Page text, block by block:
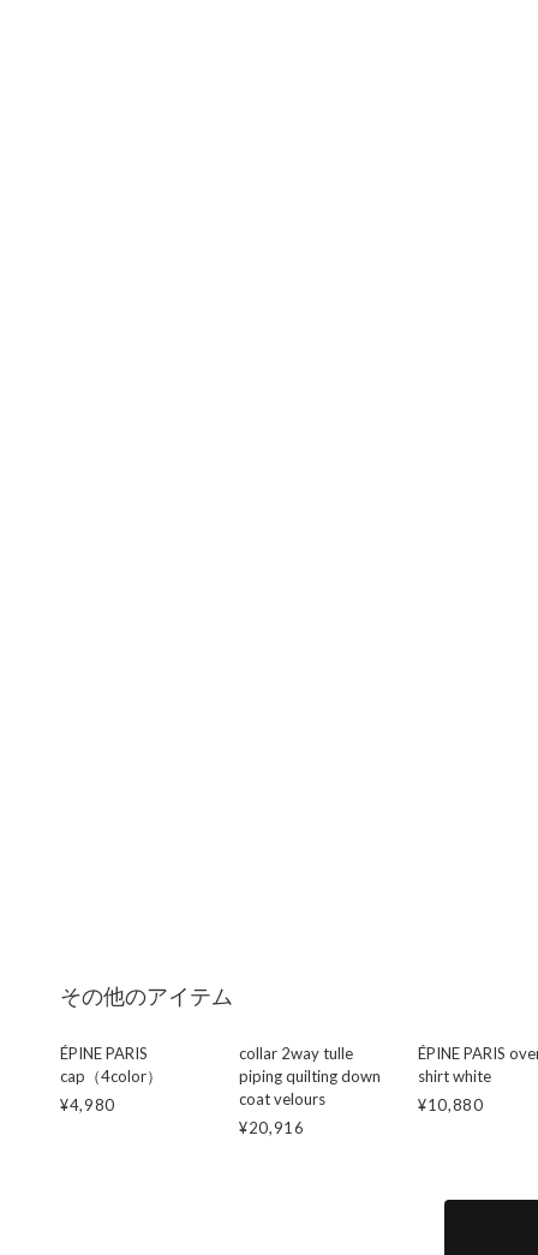
その他のアイテム
ÉPINE PARIS
cap（4color）
¥4,980
collar 2way tulle
piping quilting down
coat velours
¥20,916
ÉPINE PARIS
shirt white
¥10,880